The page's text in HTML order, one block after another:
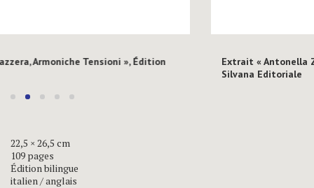
», Édition
Extrait « Antonella Zazzera, Armoniche
22,5 × 26,5 cm
109 pages
Édition bilingue
italien / anglais